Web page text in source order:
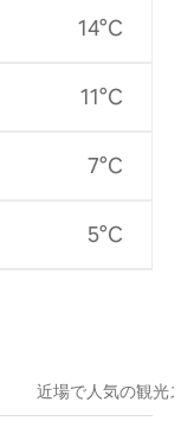
14°C
11°C
7°C
5°C
近場で人気の観光